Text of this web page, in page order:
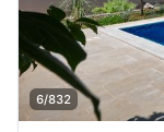
6/832